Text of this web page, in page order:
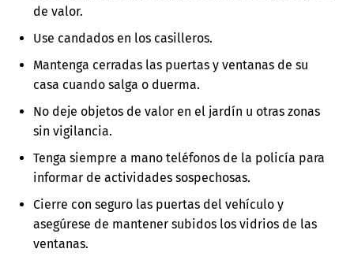
de valor.
Use candados en los casilleros.
Mantenga cerradas las puertas y ventanas de su
casa cuando salga o duerma.
No deje objetos de valor en el jardín u otras zonas
sin vigilancia.
Tenga siempre a mano teléfonos de la policía para
informar de actividades sospechosas.
Cierre con seguro las puertas del vehículo y
asegúrese de mantener subidos los vidrios de las
ventanas.